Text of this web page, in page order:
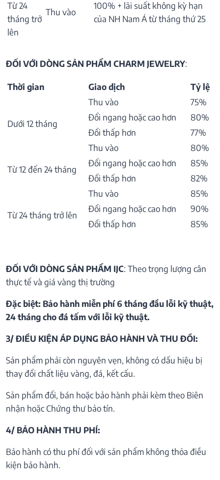
Từ 24
tháng trở
lên
Thu vào
100% + lãi suất không kỳ hạn
của NH Nam Á từ tháng thứ 25
ĐỐI VỚI DÒNG SẢN PHẨM CHARM JEWELRY:
Thời gian Giao dịch Tỷ lệ
Dưới 12 tháng
Thu vào
75%
Đổi ngang hoặc cao hơn
80%
Đổi thấp hơn
77%
Từ 12 đến 24 tháng
Thu vào
80%
Đổi ngang hoặc cao hơn
85%
Đổi thấp hơn
82%
Từ 24 tháng trở lên
Thu vào
85%
Đổi ngang hoặc cao hơn
90%
Đổi thấp hơn
85%
ĐỐI VỚI DÒNG SẢN PHẨM IJC: Theo trọng lượng cân
thực tế và giá vàng thị trường
Đặc biệt: Bảo hành miễn phí 6 tháng đầu lỗi kỹ thuật,
24 tháng cho đá tấm với lỗi kỹ thuật.
3/ ĐIỀU KIỆN ÁP DỤNG BẢO HÀNH VÀ THU ĐỒI:
Sản phẩm phải còn nguyên vẹn, không có dấu hiệu bị
thay đổi chất liệu vàng, đá, kết cấu.
Sản phẩm đổi, bán hoặc bảo hành phải kèm theo Biên
nhận hoặc Chứng thư bảo tín.
4/ BẢO HÀNH THU PHÍ:
Bảo hành có thu phí đối với sản phẩm không thỏa điều
kiện bảo hành.